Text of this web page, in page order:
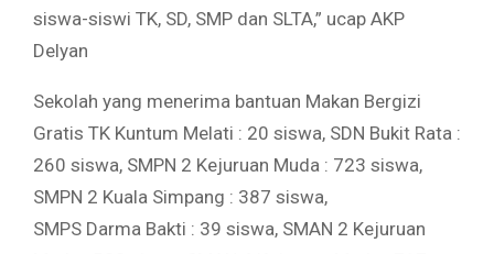
siswa-siswi TK, SD, SMP dan SLTA,” ucap AKP
Delyan
Sekolah yang menerima bantuan Makan Bergizi
Gratis TK Kuntum Melati : 20 siswa, SDN Bukit Rata :
260 siswa, SMPN 2 Kejuruan Muda : 723 siswa,
SMPN 2 Kuala Simpang : 387 siswa,
SMPS Darma Bakti : 39 siswa, SMAN 2 Kejuruan